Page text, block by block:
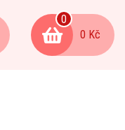
0
0 Kč